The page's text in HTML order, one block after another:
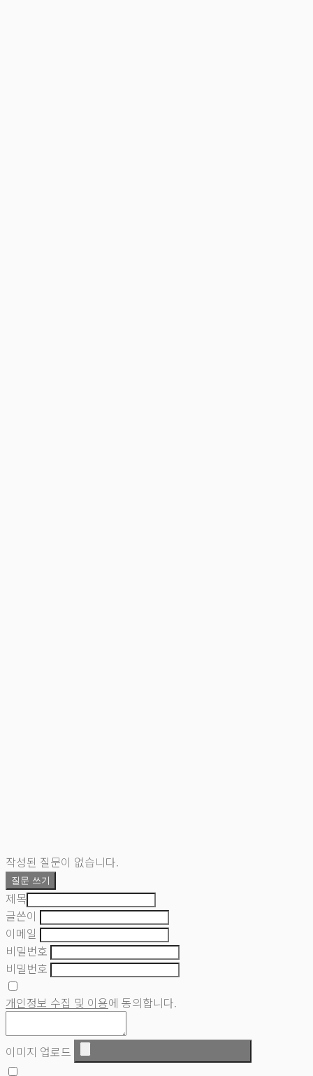
작성된 질문이 없습니다.
질문 쓰기
제목
글쓴이
이메일
비밀번호
비밀번호
개인정보 수집 및 이용에 동의합니다.
이미지 업로드